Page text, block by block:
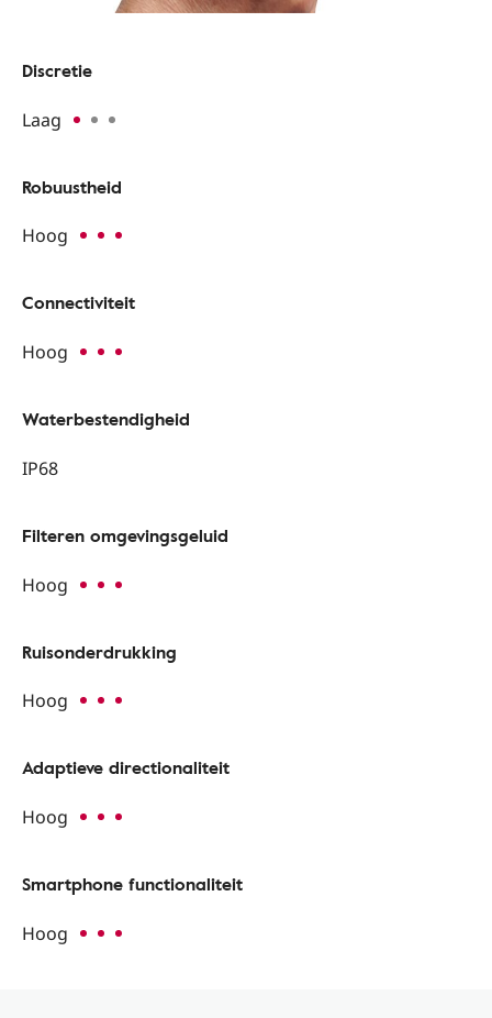
Discretie
Laag
Robuustheid
Hoog
Connectiviteit
Hoog
Waterbestendigheid
IP68
Filteren omgevingsgeluid
Hoog
Ruisonderdrukking
Hoog
Adaptieve directionaliteit
Hoog
Smartphone functionaliteit
Hoog